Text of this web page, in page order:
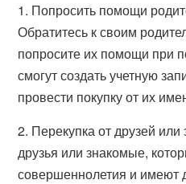
1. Попросить помощи
Обратитесь к своим
попросите их помощи при
смогут создать учетную
провести покупку от их
2. Перекупка от друзей
друзья или знакомые,
совершеннолетия и имеют